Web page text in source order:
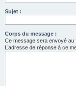
Sujet :
Corps du message :
Ce message sera envoyé au
L’adresse de réponse à ce